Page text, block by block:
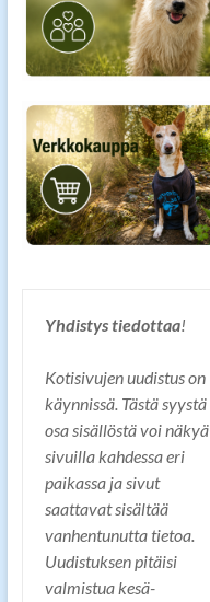
Yhdistys tiedottaa!
Kotisivujen uudistus on
käynnissä. Tästä syystä
osa sisällöstä voi näkyä
sivuilla kahdessa eri
paikassa ja sivut
saattavat sisältää
vanhentunutta tietoa.
Uudistuksen pitäisi
valmistua kesä-